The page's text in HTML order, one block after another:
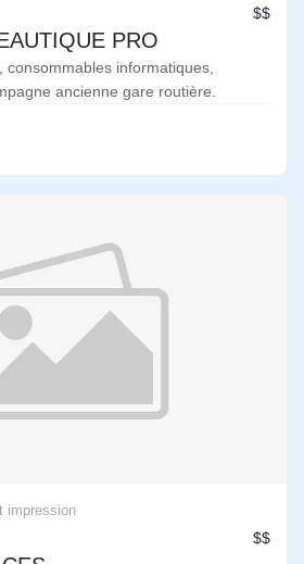
$$
PRO
informatiques,
ancienne gare routière.
impression
$$